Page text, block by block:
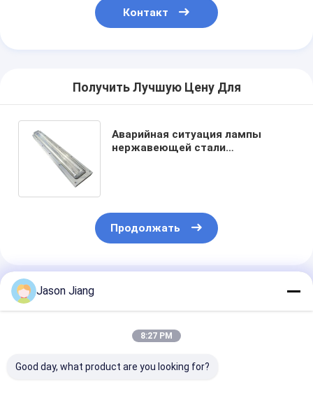
Контакт
Получить Лучшую Цену Для
Аварийная ситуация лампы
нержавеющей стали
Продолжать
Порекомендованные Продукты
Jason Jiang
8:27 PM
Good day, what product are you looking for?